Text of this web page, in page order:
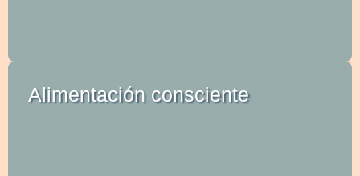
Alimentación consciente